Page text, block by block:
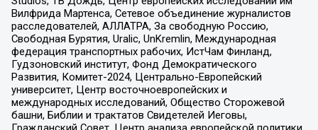
Вилфрида Мартенса, Сетевое объединение журналистов
расследователей, АЛЛАТРА, За свободную Россию,
Свободная Бурятия, Uralic, UnKremlin, Международная
федерация транспортных рабочих, ИстЧам Финланд,
Гудзоновский институт, Фонд Демократического
Развития, Комитет-2024, Центрально-Европейский
университет, Центр восточноевропейских и
международных исследований, Общество Сторожевой
башни, Библии и трактатов Свидетелей Иеговы,